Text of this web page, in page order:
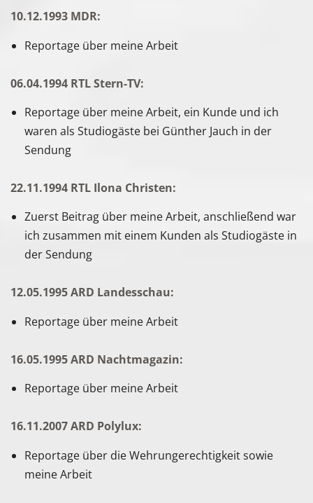
10.12.1993 MDR:
Reportage über meine Arbeit
06.04.1994 RTL Stern-TV:
Reportage über meine Arbeit, ein Kunde und ich
waren als Studiogäste bei Günther Jauch in der
Sendung
22.11.1994 RTL Ilona Christen:
Zuerst Beitrag über meine Arbeit, anschließend war
ich zusammen mit einem Kunden als Studiogäste in
der Sendung
12.05.1995 ARD Landesschau:
Reportage über meine Arbeit
16.05.1995 ARD Nachtmagazin:
Reportage über meine Arbeit
16.11.2007 ARD Polylux:
Reportage über die Wehrungerechtigkeit sowie
meine Arbeit